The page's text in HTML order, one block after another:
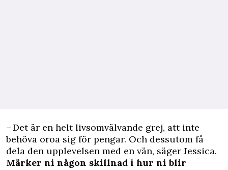
– Det är en helt livsomvälvande grej, att inte
behöva oroa sig för pengar. Och dessutom få
dela den upplevelsen med en vän, säger Jessica.
Märker ni någon skillnad i hur ni blir